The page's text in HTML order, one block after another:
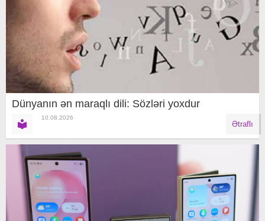
Dünyanın ən maraqlı dili: Sözləri yoxdur
10.08.2026
Ətraflı